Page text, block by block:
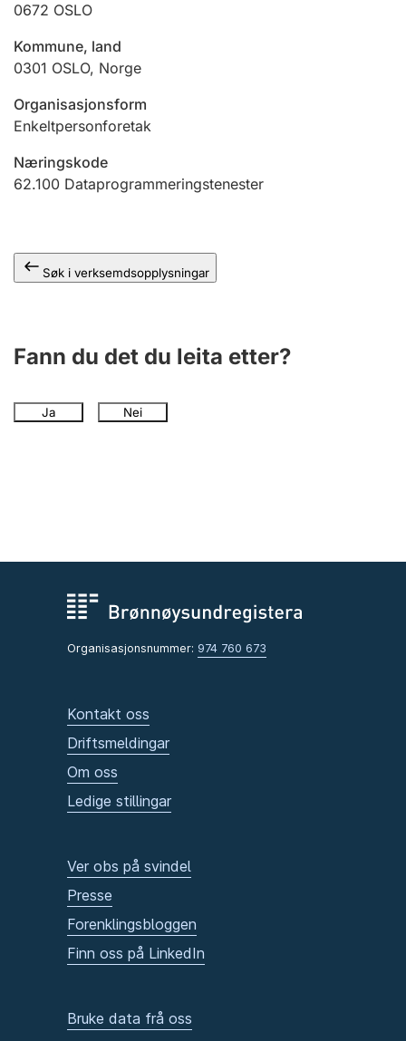
Jeger
Ektepaktrettleiaren
Andre tema
0672 OSLO
Kommune, land
0301 OSLO, Norge
Organisasjonsform
Enkeltpersonforetak
Næringskode
62.100 Dataprogrammeringstenester
Søk i verksemdsopplysningar
Fann du det du leita etter?
Ja Nei
Organisasjonsnummer: 974 760 673
Kontakt oss
Driftsmeldingar
Om oss
Ledige stillingar
Ver obs på svindel
Presse
Forenklingsbloggen
Finn oss på LinkedIn
Bruke data frå oss